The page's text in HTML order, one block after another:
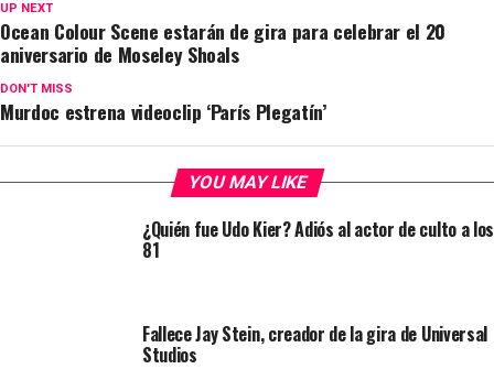
UP NEXT
Ocean Colour Scene estarán de gira para celebrar el 20
aniversario de Moseley Shoals
DON'T MISS
Murdoc estrena videoclip ‘París Plegatín’
YOU MAY LIKE
¿Quién fue Udo Kier? Adiós al actor de culto a los
81
Fallece Jay Stein, creador de la gira de Universal
Studios